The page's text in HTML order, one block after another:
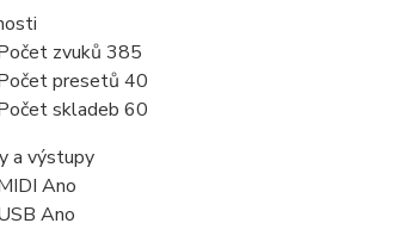
zvuků 385
presetů 40
skladeb 60
a výstupy
Ano
Ano